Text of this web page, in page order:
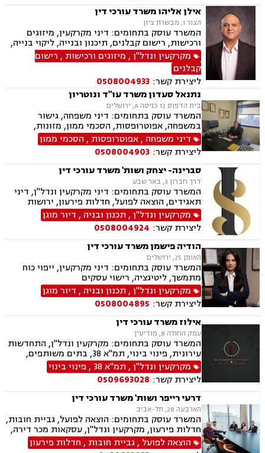
אילן אליהו משרד עורכי דין
הצור 1, מבשרת ציון
המשרד עוסק בתחומים: דיני מקרקעין, מיזוגים
ורכישות, רישום קבלנים, תיכנון ובנייה, ליקוי בנייה,
מגרשים לבנייה.
מקרקעין ונדל"ן, מיזוגים ורכישות , רישום
קבלנים
ליצירת קשר: 0508004933
נתנאל סעדון משרד עו"ד ונוטריון
בית הדפוס 12 כניסה A, ירושלים
המשרד עוסק בתחומים: דיני משפחה, גישור
במשפחה, אפוטרופסות, הסכמי ממון, מזונות,
משמורת, גירושין, טוען רבני, חלוקת רכוש, מעמד
אישי, תיאום הורי, זמני שהות, ניכור הורי, עסקאות
מתנה, ידועים בציבור, ירושות וצוואות, נוטריון, ייפוי
כוח מתמשך, הוצאה לפועל, חדלות פירעון, תביעות
מסחריות, דיני חוזים, מקרקעין ונדל"ן, עסקאות מכר
דירה, עסקאות מכר יד שניה מקבלן, משפט מסחרי,
דיני חברות, ליטיגציה מסחרית ונדל"נית, דיני
עמותות
דיני משפחה ,אפוטרופסות , הסכמי ממון
ליצירת קשר: 0508004903
סברינה- יצחק ושות' משרד עורכי דין
דרך חברון 3, באר שבע
המשרד עוסק בתחומים: דיני מקרקעין ונדל"ן, דיני
תאגידים, הוצאה לפועל, חדלות פירעון, ירושות
וצוואת.
מקרקעין ונדל"ן, תכנון ובניה , דיור מוגן
ליצירת קשר: 0508004924
הודיה פישמן משרד עורכי דין
האומן 25, ירושלים
המשרד עוסק בתחומים: דיני מקרקעין, ייפוי כוח
מתמשך, ליטיגציה, רישוי עסקים
מקרקעין ונדל"ן, תכנון ובניה , דיור מוגן
ליצירת קשר: 0508004895
אילוז משרד עורכי דין
עמק החולה 8, מודיעין
המשרד עוסק בתחומים: מקרקעין ונדל"ן, התחדשות
עירונית, פינוי בינוי, תמ"א 38, בתים משותפים,
מגרשים לבנייה, עסקאות מכר דירה
מקרקעין ונדל"ן, תמ"א 38 , פינוי בינוי
ליצירת קשר: 0509693028
דרעי רייפר ושות' משרד עורכי דין
הארבעה 28, תל-אביב
המשרד עוסק בתחומים: הוצאה לפועל, גביית חובות,
חדלות פירעון, מקרקעין ונדל"ן, עסקאות מכר דירה,
דיני משפחה, חלוקת רכוש, דיני חוזים, ירושות
וצוואות.
הוצאה לפועל ,גביית חובות , חדלות פירעון